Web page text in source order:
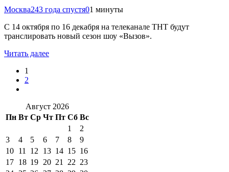
Москва243 года спустя01 минуты
С 14 октября по 16 декабря на телеканале ТНТ будут
транслировать новый сезон шоу «Вызов».
Читать далее
1
2
Август 2026
Пн Вт Ср Чт Пт Сб Вс
1
2
3
4 5 6 7 8
9
10 11 12 13 14 15 16
17 18 19 20 21 22 23